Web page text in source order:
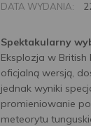
DATA WYDANIA:
Spektakularny
Eksplozja w British
oficjalną wersją,
jednak wyniki
promieniowanie
meteorytu